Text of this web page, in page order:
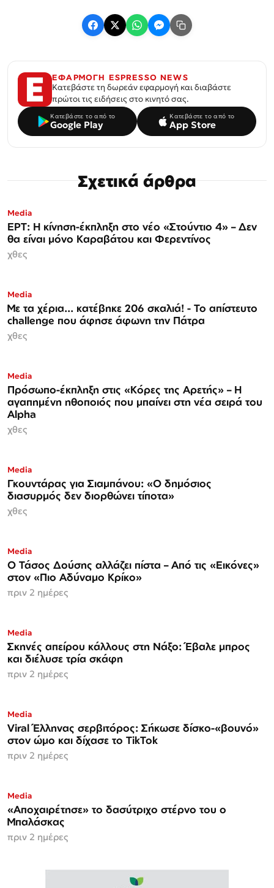
ΕΦΑΡΜΟΓΗ ESPRESSO NEWS
Κατεβάστε τη δωρεάν εφαρμογή και διαβάστε
πρώτοι τις ειδήσεις στο κινητό σας.
Κατεβάστε το από το
Google Play
Κατεβάστε το από το
App Store
Σχετικά άρθρα
Media
ΕΡΤ: Η κίνηση-έκπληξη στο νέο «Στούντιο 4» – Δεν
θα είναι μόνο Καραβάτου και Φερεντίνος
χθες
Media
Με τα χέρια... κατέβηκε 206 σκαλιά! - Το απίστευτο
challenge που άφησε άφωνη την Πάτρα
χθες
Media
Πρόσωπο-έκπληξη στις «Κόρες της Αρετής» – Η
αγαπημένη ηθοποιός που μπαίνει στη νέα σειρά του
Alpha
χθες
Media
Γκουντάρας για Σιαμπάνου: «Ο δημόσιος
διασυρμός δεν διορθώνει τίποτα»
χθες
Media
Ο Τάσος Δούσης αλλάζει πίστα – Από τις «Εικόνες»
στον «Πιο Αδύναμο Κρίκο»
πριν 2 ημέρες
Media
Σκηνές απείρου κάλλους στη Νάξο: Έβαλε μπρος
και διέλυσε τρία σκάφη
πριν 2 ημέρες
Media
Viral Έλληνας σερβιτόρος: Σήκωσε δίσκο-«βουνό»
στον ώμο και δίχασε το TikTok
πριν 2 ημέρες
Media
«Αποχαιρέτησε» το δασύτριχο στέρνο του ο
Μπαλάσκας
πριν 2 ημέρες